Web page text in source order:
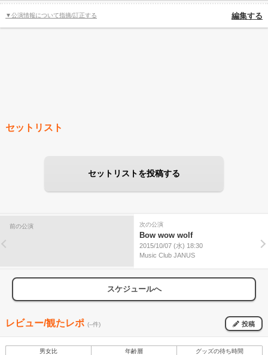
▼公演情報について指摘/訂正する 編集する
セットリスト
セットリストを投稿する
前の公演 次の公演
Bow wow wolf
2015/10/07 (水) 18:30
Music Club JANUS
スケジュールへ
レビュー/観たレポ (--件) 投稿
男女比 年齢層 グッズの待ち時間